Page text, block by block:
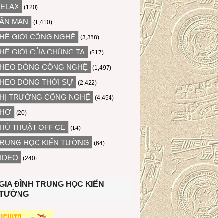
(120)
MẠN (1,410)
GIỚI CÔNG NGHỆ (3,388)
GIỚI CỦA CHÚNG TA (517)
DÒNG CÔNG NGHỆ (1,497)
DÒNG THỜI SỰ (2,422)
TRƯỜNG CÔNG NGHỆ (4,454)
(20)
THUẬT OFFICE (14)
HỌC KIẾN TƯỜNG (64)
(240)
ĐÌNH TRUNG HỌC KIẾN